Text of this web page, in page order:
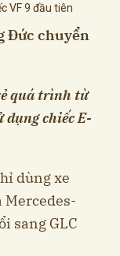
VF 9 đầu tiên
Đức chuyển
quá trình từ
dụng chiếc E-
dùng xe
Mercedes-
sang GLC